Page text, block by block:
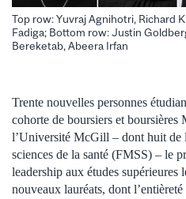
Top row: Yuvraj Agnihotri, Richard
Fadiga; Bottom row: Justin
Bereketab, Abeera Irfan
Trente nouvelles personnes
cohorte de boursiers et
l’Université McGill – dont huit de
sciences de la santé (FMSS) – le
leadership aux études
nouveaux lauréats, dont